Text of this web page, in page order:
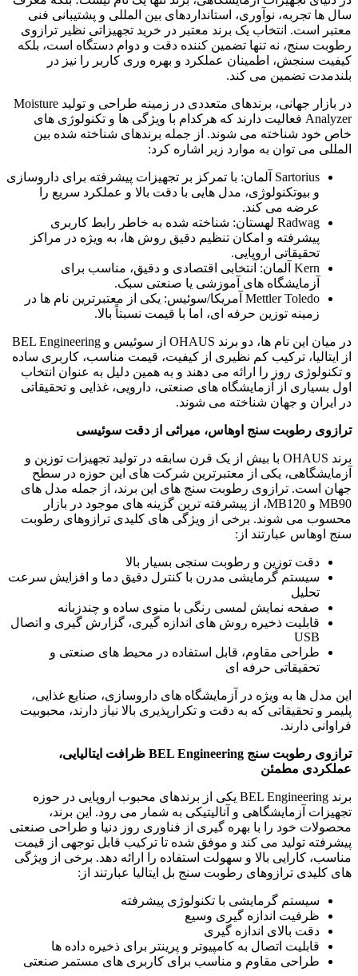
سال ها تجربه، نوآوری، استانداردهای بین المللی و پشتیبانی فنی
معتبر است. انتخاب یک برند معتبر در خرید تجهیزاتی نظیر ترازوی
رطوبت سنج، نه تنها تضمین کننده دقت و دوام دستگاه است، بلکه
کیفیت سنجش، اطمینان عملکرد و بهره وری کاربر را نیز در
بلندمدت تضمین می کند.
در بازار جهانی، برندهای متعددی در زمینه طراحی و تولید Moisture
Analyzer فعالیت دارند که هرکدام با ویژگی ها و تکنولوژی های
خاص خود شناخته می شوند. از جمله برندهای شناخته شده بین
المللی می توان به موارد زیر اشاره کرد:
Sartorius آلمان: با تمرکز بر تجهیزات پیشرفته برای داروسازی
و بیوتکنولوژی، مدل هایی با دقت بالا و عملکرد سریع را
عرضه می کند.
Radwag لهستان: شناخته شده به خاطر رابط کاربری
پیشرفته و امکان تنظیم دقیق روش ها، به ویژه در مراکز
تحقیقاتی اروپایی.
Kern آلمان: انتخابی اقتصادی و دقیق، مناسب برای
آزمایشگاه های آموزشی یا صنعتی سبک.
Mettler Toledo آمریکا/سوئیس: یکی از معتبرترین نام ها در
زمینه توزین حرفه ای، اما با قیمت نسبتاً بالا.
در میان این نام ها، دو برند OHAUS از سوئیس و BEL Engineering
از ایتالیا، ترکیب کم نظیری از کیفیت، قیمت مناسب، کاربری ساده
و تکنولوژی روز را ارائه می دهند و به همین دلیل به عنوان انتخاب
اول بسیاری از آزمایشگاه های صنعتی، دارویی، غذایی و تحقیقاتی
در ایران و جهان شناخته می شوند.
ترازوی رطوبت سنج اوهاس، میراثی از دقت سوئیسی
برند OHAUS با بیش از یک قرن سابقه در تولید تجهیزات توزین و
آزمایشگاهی، یکی از معتبرترین شرکت های این حوزه در سطح
جهان است. ترازوی رطوبت سنج های این برند، از جمله مدل های
MB90 و MB120، از پیشرفته ترین گزینه های موجود در بازار
محسوب می شوند. برخی از ویژگی های کلیدی ترازوهای رطوبت
سنج اوهاس عبارتند از:
دقت توزین و رطوبت سنجی بسیار بالا
سیستم گرمایشی مدرن با کنترل دقیق دما و افزایش سرعت
تحلیل
صفحه نمایش لمسی رنگی با منوی ساده و چندزبانه
قابلیت ذخیره روش های اندازه گیری، گزارش گیری و اتصال
USB
طراحی مقاوم، قابل استفاده در محیط های صنعتی و
تحقیقاتی حرفه ای
این مدل ها به ویژه در آزمایشگاه های داروسازی، صنایع غذایی،
پلیمر و تحقیقاتی که به دقت و تکرارپذیری بالا نیاز دارند، محبوبیت
فراوانی دارند.
ترازوی رطوبت سنج BEL Engineering ظرافت ایتالیایی،
عملکردی مطمئن
برند BEL Engineering یکی از برندهای محبوب اروپایی در حوزه
تجهیزات آزمایشگاهی و آنالیتیکی به شمار می رود. این برند،
محصولات خود را با بهره گیری از فناوری روز دنیا و طراحی صنعتی
پیشرفته تولید می کند و موفق شده تا ترکیب قابل توجهی از قیمت
مناسب، کارایی بالا و سهولت استفاده را ارائه دهد. برخی از ویژگی
های کلیدی ترازوهای رطوبت سنج بل ایتالیا عبارتند از:
سیستم گرمایشی با تکنولوژی پیشرفته
ظرفیت اندازه گیری وسیع
دقت بالای اندازه گیری
قابلیت اتصال به کامپیوتر و پرینتر برای ذخیره داده ها
طراحی مقاوم و مناسب برای کاربری های مستمر صنعتی